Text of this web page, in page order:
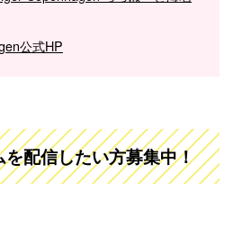
公式HP
配信したい方募集中！